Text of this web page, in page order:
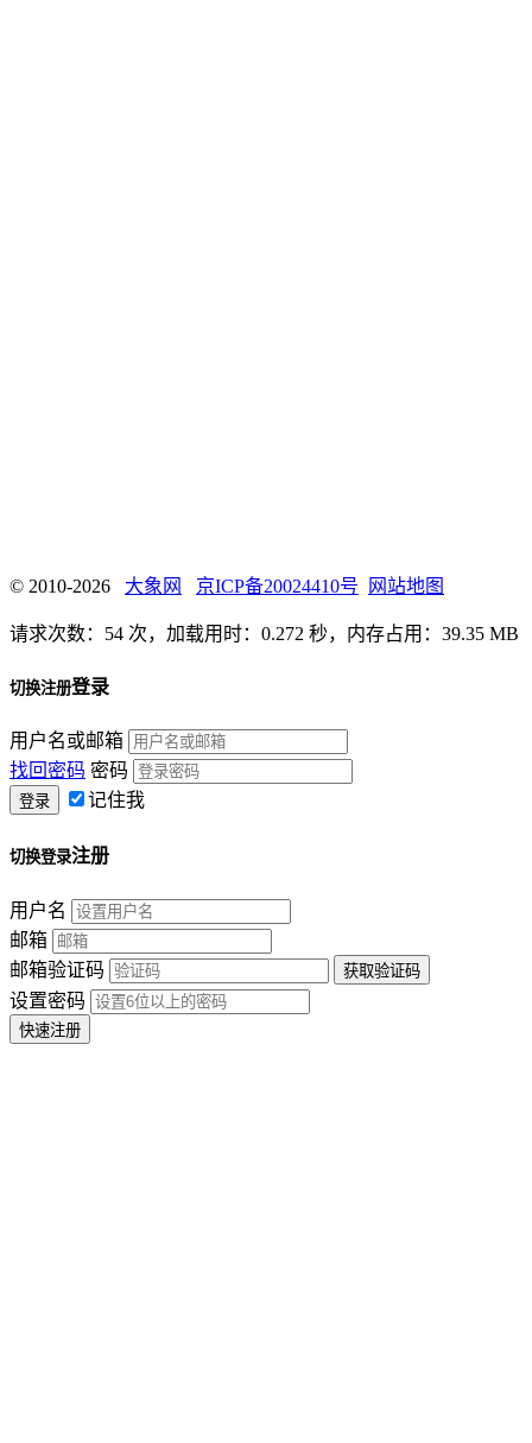
© 2010-2026 大象网 京ICP备20024410号 网站地图
请求次数：54 次，加载用时：0.272 秒，内存占用：39.35 MB
切换注册登录
用户名或邮箱
找回密码 密码
记住我
切换登录注册
用户名
邮箱
邮箱验证码
设置密码